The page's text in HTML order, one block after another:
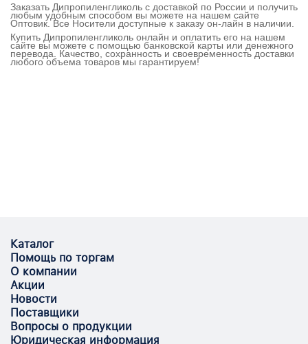
Заказать Дипропиленгликоль с доставкой по России и получить
любым удобным способом вы можете на нашем сайте
Оптовик. Все Носители доступные к заказу он-лайн в наличии.
Купить Дипропиленгликоль онлайн и оплатить его на нашем
сайте вы можете с помощью банковской карты или денежного
перевода. Качество, сохранность и своевременность доставки
любого объема товаров мы гарантируем!
Каталог
Помощь по торгам
О компании
Акции
Новости
Поставщики
Вопросы о продукции
Юридическая информация